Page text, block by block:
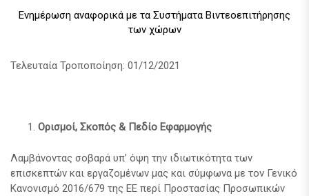
Ενημέρωση αναφορικά με τα Συστήματα Βιντεοεπιτήρησης
των χώρων
Τελευταία Τροποποίηση: 01/12/2021
Ορισμοί, Σκοπός & Πεδίο Εφαρμογής
Λαμβάνοντας σοβαρά υπ’ όψη την ιδιωτικότητα των
επισκεπτών και εργαζομένων μας και σύμφωνα με τον Γενικό
Κανονισμό 2016/679 της ΕΕ περί Προστασίας Προσωπικών